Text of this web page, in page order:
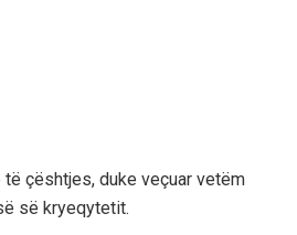
çështjes, duke veçuar vetëm
së kryeqytetit.